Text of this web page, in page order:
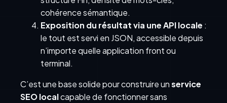
cohérence sémantique.
Exposition du résultat via une API locale :
le tout est servi en JSON, accessible depuis
n’importe quelle application front ou
terminal.
C’est une base solide pour construire unservice
SEO localcapable de fonctionner sans